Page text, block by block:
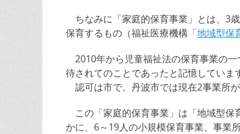
ちなみに「家庭的保育事業」とは、3
保育するもの（福祉医療機構「地域型保
2010年から児童福祉法の保育事業の
待されてのことであったと記憶していま
認可は市で、丹波市では現在2事業所が
この「家庭的保育事業」は「地域型保
かに、6～19人の小規模保育事業、事業